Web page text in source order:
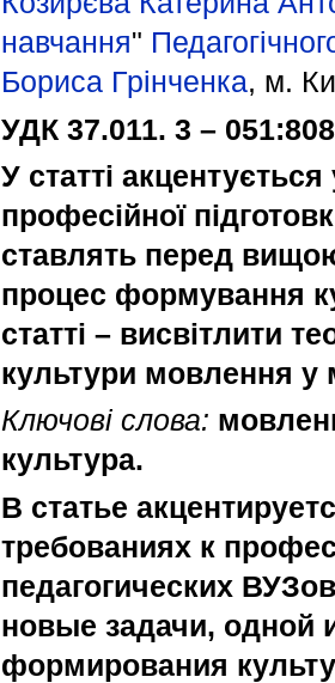
навчання"
Бориса Грінченка, м.
УДК 37.011. 3 –
У статті
професійної
ставлять перед
процес формування
статті – висвітлити
культури мовлення у
Ключові слова:
культура.
В статье
требованиях к
педагогических
новые задачи, одной
формирования